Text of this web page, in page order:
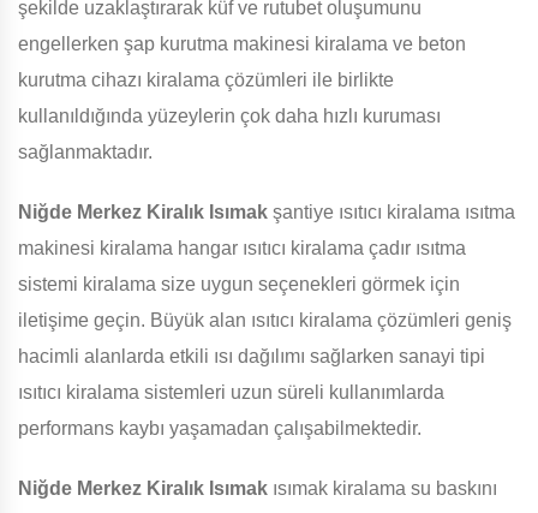
şekilde uzaklaştırarak küf ve rutubet oluşumunu
engellerken şap kurutma makinesi kiralama ve beton
kurutma cihazı kiralama çözümleri ile birlikte
kullanıldığında yüzeylerin çok daha hızlı kuruması
sağlanmaktadır.
Niğde Merkez Kiralık Isımak şantiye ısıtıcı kiralama ısıtma
makinesi kiralama hangar ısıtıcı kiralama çadır ısıtma
sistemi kiralama size uygun seçenekleri görmek için
iletişime geçin. Büyük alan ısıtıcı kiralama çözümleri geniş
hacimli alanlarda etkili ısı dağılımı sağlarken sanayi tipi
ısıtıcı kiralama sistemleri uzun süreli kullanımlarda
performans kaybı yaşamadan çalışabilmektedir.
Niğde Merkez Kiralık Isımak ısımak kiralama su baskını